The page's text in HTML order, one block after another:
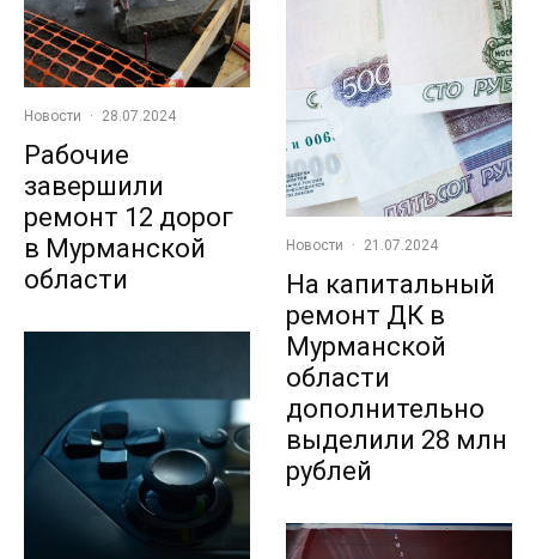
Новости · 28.07.2024
Рабочие
завершили
ремонт 12 дорог
в Мурманской
области
Новости · 21.07.2024
На капитальный
ремонт ДК в
Мурманской
области
дополнительно
выделили 28 млн
рублей